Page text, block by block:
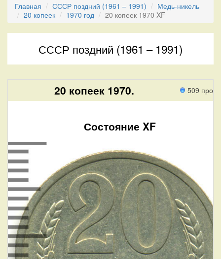
Главная СССР поздний (1961 – 1991)
Медь-никель
20 копеек
1970 год 20 копеек 1970 XF
СССР поздний (1961 – 1991)
509
20 копеек 1970.
Состояние XF